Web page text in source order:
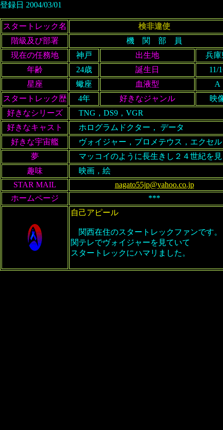
登録日 2004/03/01
スタートレック名
検非違使
階級及び部署
機 関 部 員
現在の任務地
神戸 出生地
兵庫
年齢
24歳 誕生日
11/
星座
蠍座 血液型
A
スタートレック歴
4年 好きなジャンル
映
好きなシリーズ
TNG，DS9，VGR
好きなキャスト
ホログラムドクター， データ
好きな宇宙艦
ヴォイジャー，プロメテウス，エクセ
夢
マッコイのように長生きし２４世紀を
趣味
映画，絵
STAR MAIL
nagato55jp@yahoo.co.jp
ホームページ
***
自己アピール
関西在住のスタートレックファンです。
関テレでヴォイジャーを見ていて
スタートレックにハマリました。